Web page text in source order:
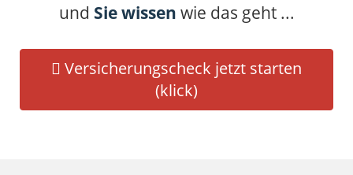
und Sie wissen wie das geht ...
Versicherungscheck jetzt starten
(klick)